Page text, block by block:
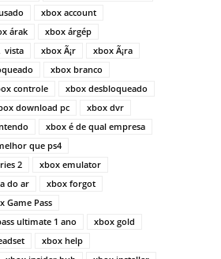
xbox account
árak
xbox árgép
vista xbox Ã¡r
xbox Ã¡ra
xbox branco
controle
xbox desbloqueado
download pc
xbox dvr
xbox é de qual empresa
que ps4
2
xbox emulator
do ar
xbox forgot
Game Pass
ultimate 1 ano
xbox gold
xbox help